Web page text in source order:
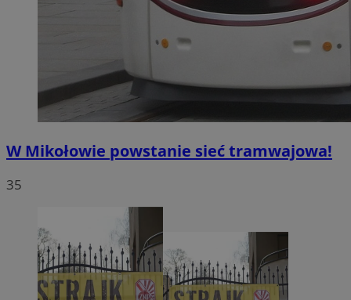
W Mikołowie powstanie sieć tramwajowa!
35